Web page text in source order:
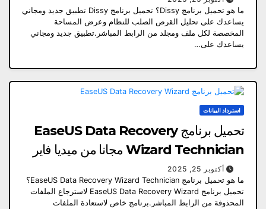
ما هو تحميل برنامج Dissy؟ تحميل برنامج Dissy تطبيق جديد ومجاني
يساعدك على تحليل القرص الصلب للنظام وعرض المساحة
المخصصة لكل ملف ومجلد من الرابط المباشر.تطبيق جديد ومجاني
يساعدك على…
استرداد البيانات
تحميل برنامج EaseUS Data Recovery
Wizard Technician مجانا من ميديا ​​فاير
أكتوبر 25, 2025
ما هو تحميل برنامج EaseUS Data Recovery Wizard Technician؟
تحميل برنامج EaseUS Data Recovery Wizard لاسترجاع الملفات
المحذوفة من الرابط المباشر.برنامج خاص لاستعادة الملفات